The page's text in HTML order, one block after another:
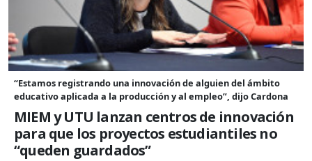
“Estamos registrando una innovación de alguien del ámbito
educativo aplicada a la producción y al empleo”, dijo Cardona
MIEM y UTU lanzan centros de innovación
para que los proyectos estudiantiles no
“queden guardados”